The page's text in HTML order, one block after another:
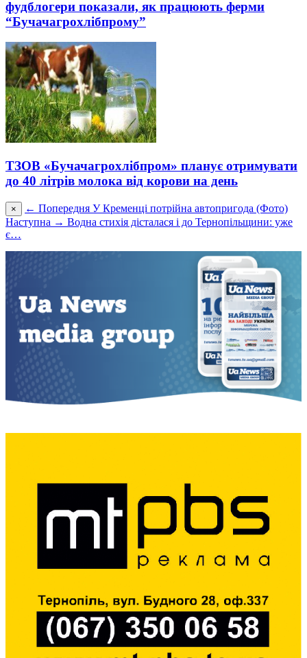
фудблогери показали, як працюють ферми
“Бучачагрохлібпрому”
ТЗОВ «Бучачагрохлібпром» планує отримувати
до 40 літрів молока від корови на день
× ← Попередня У Кременці потрійна автопригода (Фото)
Наступна → Водна стихія дісталася і до Тернопільщини: уже
є…